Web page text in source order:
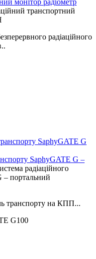
монітор радіометр
транспортний
радіаційного
SaphyGATE G –
радіаційного
– портальний
транспорту на КПП...
G100